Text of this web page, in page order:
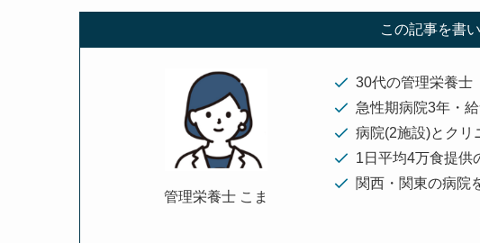
この記事を書
管理栄養士 こま
30代の管理栄養士
急性期病院3年・
病院(2施設)とクリ
1日平均4万食提供
関西・関東の病院